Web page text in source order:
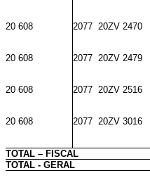
20 608
2077 20ZV 2470
20 608
2077 20ZV 2479
20 608
2077 20ZV 2516
20 608
2077 20ZV 3016
TOTAL – FISCAL
TOTAL - GERAL